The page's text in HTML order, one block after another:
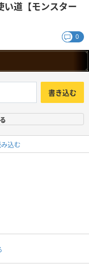
い道【モンスター
0
書き込む
込む